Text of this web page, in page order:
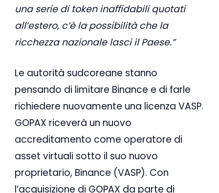
una serie di token inaffidabili quotati
all’estero, c’è la possibilità che la
ricchezza nazionale lasci il Paese.”
Le autorità sudcoreane stanno
pensando di limitare Binance e di farle
richiedere nuovamente una licenza VASP.
GOPAX riceverà un nuovo
accreditamento come operatore di
asset virtuali sotto il suo nuovo
proprietario, Binance (VASP). Con
l’acquisizione di GOPAX da parte di